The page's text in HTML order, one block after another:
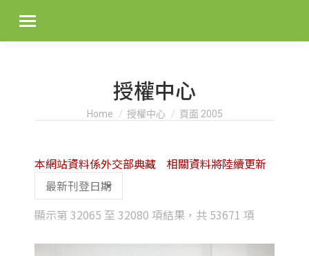
授權中心
You are here:
Home 授權中心 頁面 2005
顯示第 32065 至 32080 項結果，共 53671 項
latest
本網站資料係外交部典藏 相關資料將陸續更新